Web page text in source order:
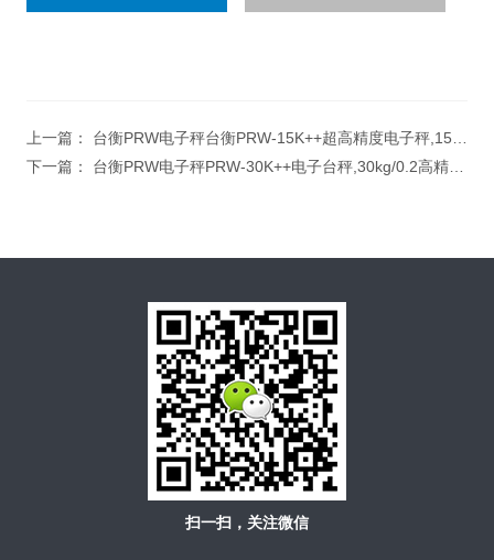
上一篇： 台衡PRW电子秤台衡PRW-15K++超高精度电子秤,15公斤0.1g称重电子秤
下一篇： 台衡PRW电子秤PRW-30K++电子台秤,30kg/0.2高精度电子桌秤
扫一扫，关注微信